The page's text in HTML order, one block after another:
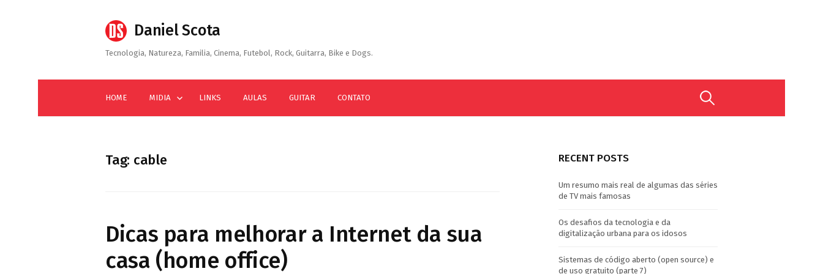
Daniel Scota
Tecnologia, Natureza, Familia, Cinema, Futebol, Rock, Guitarra, Bike e Dogs.
HOME MIDIA LINKS AULAS GUITAR CONTATO Search
Tag: cable
Dicas para melhorar a Internet da sua
casa (home office)
RECENT POSTS
Um resumo mais real de algumas das séries
de TV mais famosas
Os desafios da tecnologia e da
digitalização urbana para os idosos
Sistemas de código aberto (open source) e
de uso gratuito (parte 7)